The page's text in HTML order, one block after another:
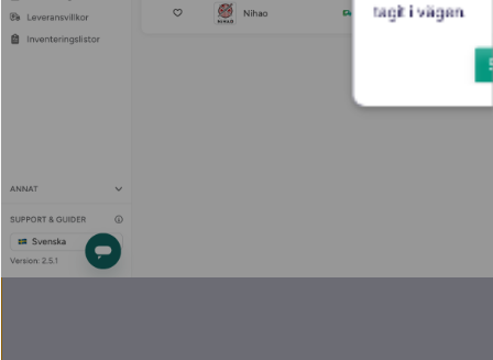
tagit i vägen.